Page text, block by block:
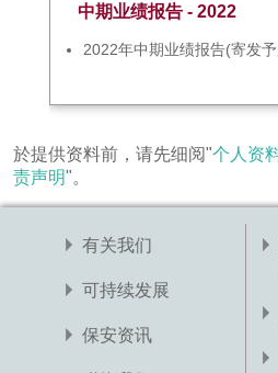
中期业绩报告 - 2022
2022年中期业绩报告(寄发
於提供资料前，请先细阅"个人资
责声明"。
有关我们
可持续发展
保安资讯